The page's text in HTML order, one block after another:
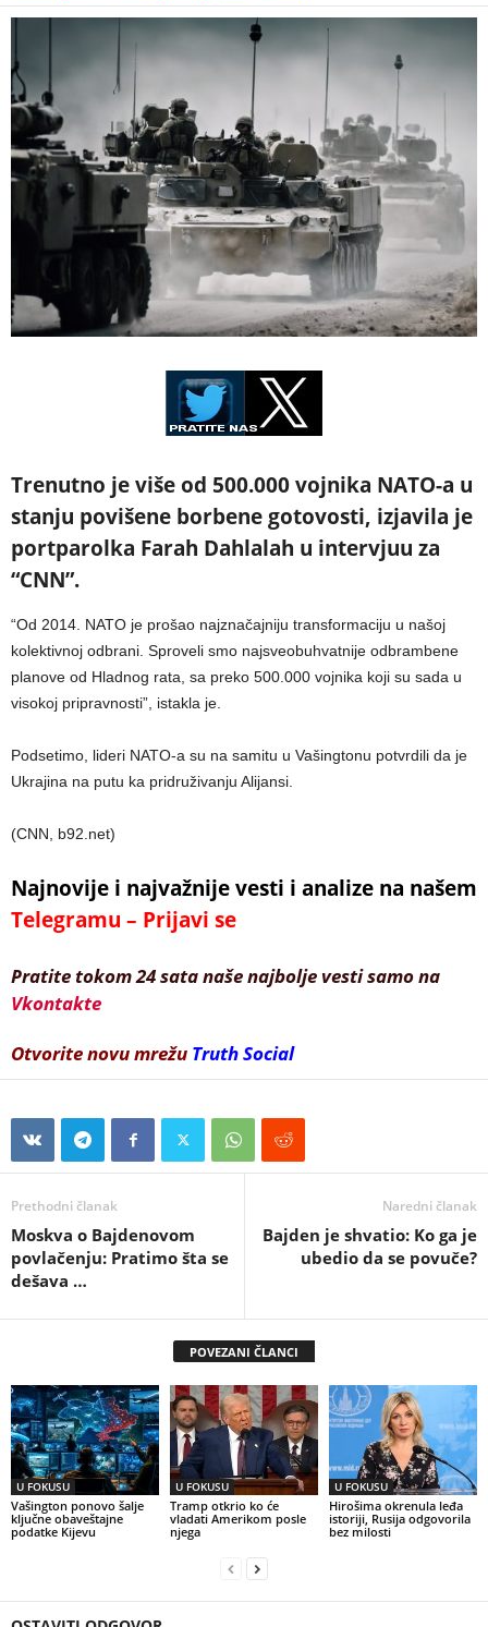
Trenutno je više od 500.000 vojnika NATO-a u
stanju povišene borbene gotovosti, izjavila je
portparolka Farah Dahlalah u intervjuu za
“CNN”.
“Od 2014. NATO je prošao najznačajniju transformaciju u našoj
kolektivnoj odbrani. Sproveli smo najsveobuhvatnije odbrambene
planove od Hladnog rata, sa preko 500.000 vojnika koji su sada u
visokoj pripravnosti”, istakla je.
Podsetimo, lideri NATO-a su na samitu u Vašingtonu potvrdili da je
Ukrajina na putu ka pridruživanju Alijansi.
(CNN, b92.net)
Najnovije i najvažnije vesti i analize na našem
Telegramu – Prijavi se
Pratite tokom 24 sata naše najbolje vesti samo na
Vkontakte
Otvorite novu mrežu Truth Social
Prethodni članak
Moskva o Bajdenovom
povlačenju: Pratimo šta se
dešava …
Naredni članak
Bajden je shvatio: Ko ga je
ubedio da se povuče?
POVEZANI ČLANCI
U FOKUSU
Vašington ponovo šalje
ključne obaveštajne
podatke Kijevu
U FOKUSU
Tramp otkrio ko će
vladati Amerikom posle
njega
U FOKUSU
Hirošima okrenula leđa
istoriji, Rusija odgovorila
bez milosti